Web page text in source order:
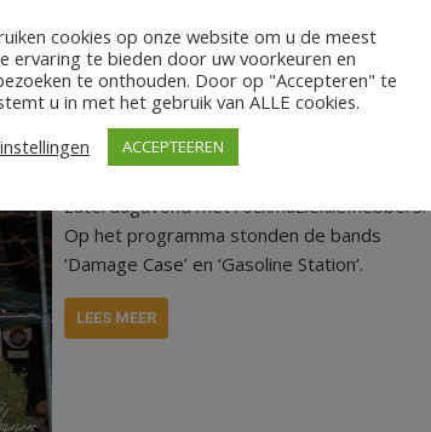
,
zaterdagavond met rockmuziekliefhebbers.
Op het programma stonden de bands
‘Damage Case’ en ‘Gasoline Station’.
LEES MEER
cookies op onze website om u de meest
ervaring te bieden door uw voorkeuren en
te onthouden. Door op "Accepteren" te
u in met het gebruik van ALLE cookies.
ACCEPTEEREN